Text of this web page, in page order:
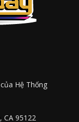
Hệ Thống
CA 95122